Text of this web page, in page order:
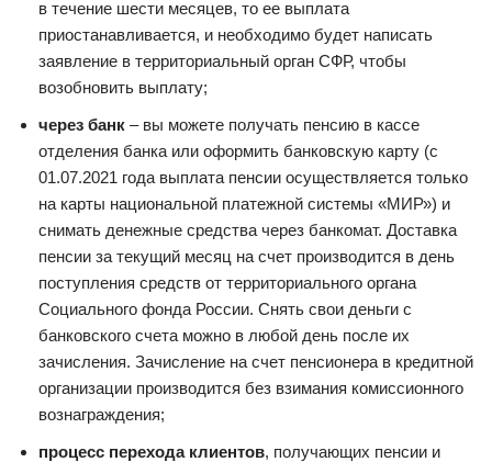
в течение шести месяцев, то ее выплата
приостанавливается, и необходимо будет написать
заявление в территориальный орган СФР, чтобы
возобновить выплату;
через банк – вы можете получать пенсию в кассе
отделения банка или оформить банковскую карту (с
01.07.2021 года выплата пенсии осуществляется только
на карты национальной платежной системы «МИР») и
снимать денежные средства через банкомат. Доставка
пенсии за текущий месяц на счет производится в день
поступления средств от территориального органа
Социального фонда России. Снять свои деньги с
банковского счета можно в любой день после их
зачисления. Зачисление на счет пенсионера в кредитной
организации производится без взимания комиссионного
вознаграждения;
процесс перехода клиентов, получающих пенсии и